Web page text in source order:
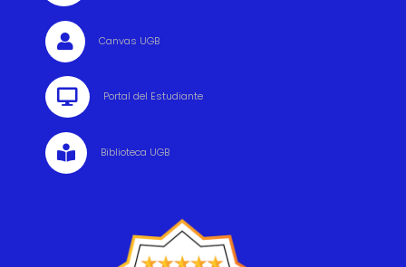
 Canvas UGB
 Portal del Estudiante
 Biblioteca UGB